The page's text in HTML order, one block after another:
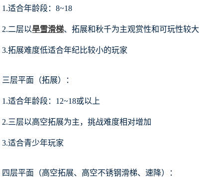
1.适合年龄段：8~18
2.二层以旱雪滑梯、拓展和秋千为主观赏性和可玩性较大
3.拓展难度低适合年纪比较小的玩家
三层平面（拓展）：
1.适合年龄段：12~18或以上
2.三层以高空拓展为主，挑战难度相对增加
3.适合青少年玩家
四层平面（高空拓展、高空不锈钢滑梯、速降）：